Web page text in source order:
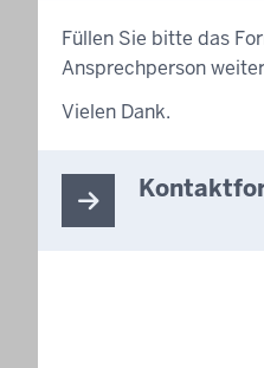
Füllen Sie bitte das
Ansprechperson
Vielen Dank.